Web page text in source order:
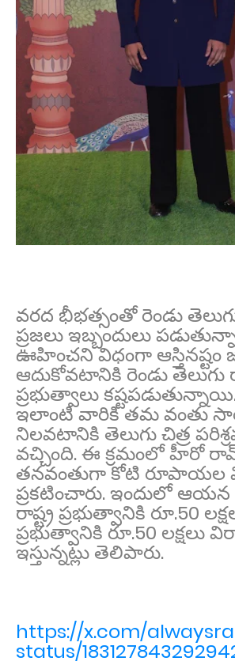
వరద భీభత్సంతో రెండు
ప్రజలు ఇబ్బందులు
ఊహించ‌ని విధంగా ఆస్తిన‌ష్టం
ఆదుకోవ‌టానికి రెండు తెలుగు
ప్ర‌భుత్వాలు
ఇలాంటి వారికి త‌మ వంతు
నిల‌వ‌టానికి తెలుగు చిత్ర
వ‌చ్చింది. ఈ క్ర‌మంలో హీరో
త‌న‌వంతుగా కోటి రూపాయ‌ల
ప్ర‌క‌టించారు. ఇందులో ఆయ‌న
రాష్ట్ర ప్ర‌భుత్వానికి రూ.50
ప్ర‌భుత్వానికి రూ.50 ల‌క్ష‌లు
ఇస్తున్న‌ట్లు తెలిపారు.
https://x.com/
status/